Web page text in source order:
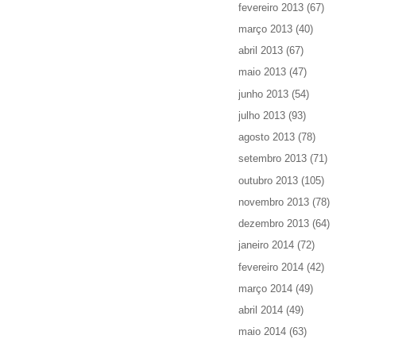
fevereiro 2013 (67)
março 2013 (40)
abril 2013 (67)
maio 2013 (47)
junho 2013 (54)
julho 2013 (93)
agosto 2013 (78)
setembro 2013 (71)
outubro 2013 (105)
novembro 2013 (78)
dezembro 2013 (64)
janeiro 2014 (72)
fevereiro 2014 (42)
março 2014 (49)
abril 2014 (49)
maio 2014 (63)